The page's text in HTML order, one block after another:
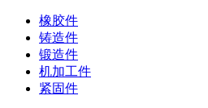
橡胶件
铸造件
锻造件
机加工件
紧固件